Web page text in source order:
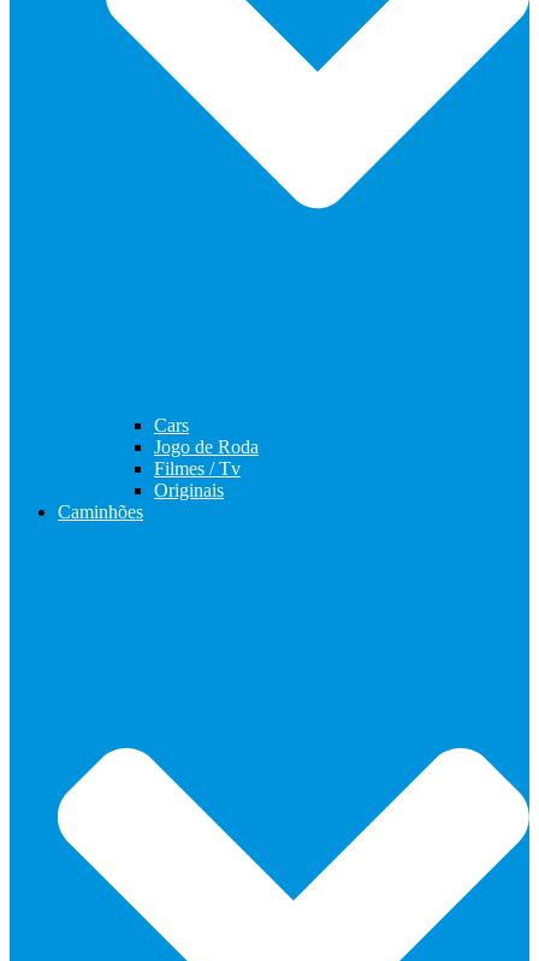
Cars
Jogo de Roda
Filmes / Tv
Originais
Caminhões